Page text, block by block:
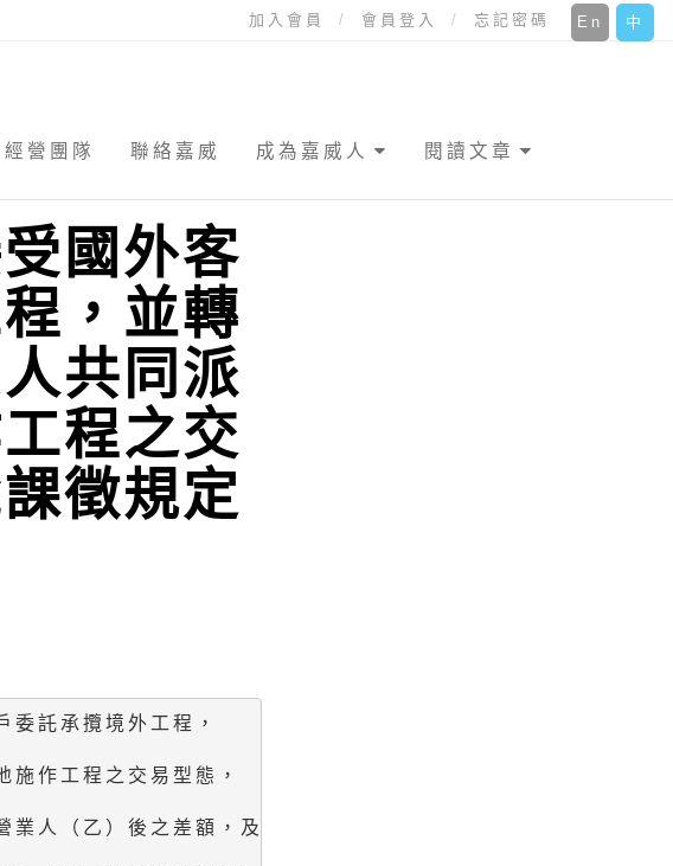
中
En
加入會員 會員登入 忘記密碼
經營團隊 聯絡嘉威 成為嘉威人 閱讀文章
國外客
，並轉
共同派
程之交
徵規定
託承攬境外工程，
作工程之交易型態，
業人（乙）後之差額，及營業人（乙）自營業人（甲）取得之收入